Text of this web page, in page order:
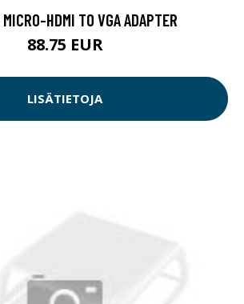
HDMI TO VGA ADAPTER
88.75 EUR
LISÄTIETOJA